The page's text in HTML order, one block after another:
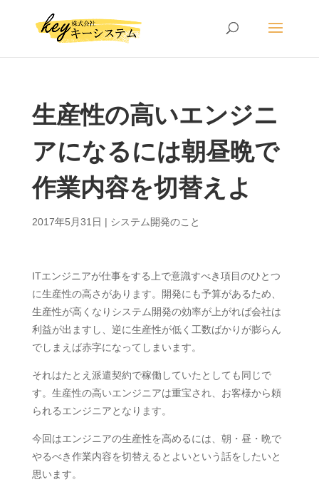
生産性の高いエンジニ
アになるには朝昼晩で
作業内容を切替えよ
2017年5月31日 | システム開発のこと
ITエンジニアが仕事をする上で意識すべき項目のひとつ
に生産性の高さがあります。開発にも予算があるため、
生産性が高くなりシステム開発の効率が上がれば会社は
利益が出ますし、逆に生産性が低く工数ばかりが膨らん
でしまえば赤字になってしまいます。
それはたとえ派遣契約で稼働していたとしても同じで
す。生産性の高いエンジニアは重宝され、お客様から頼
られるエンジニアとなります。
今回はエンジニアの生産性を高めるには、朝・昼・晩で
やるべき作業内容を切替えるとよいという話をしたいと
思います。